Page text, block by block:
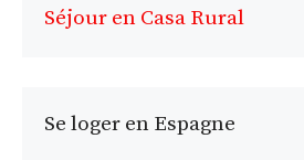
Séjour en Casa Rural
Se loger en Espagne